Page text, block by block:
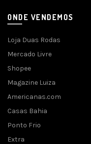
ONDE VENDEMOS
Loja Duas Rodas
Mercado Livre
Shopee
Magazine Luiza
Americanas.com
Casas Bahia
Ponto Frio
Extra